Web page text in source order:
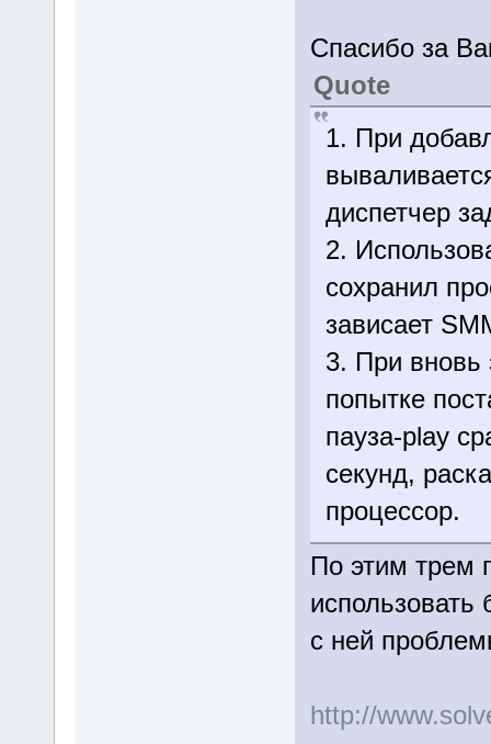
Спасибо за
Quote
1. При
диспетчер
2.
сохранил
зависает
3. При вновь
попытке
пауза-play
секунд,
процессор.
По этим трем
с ней
http://